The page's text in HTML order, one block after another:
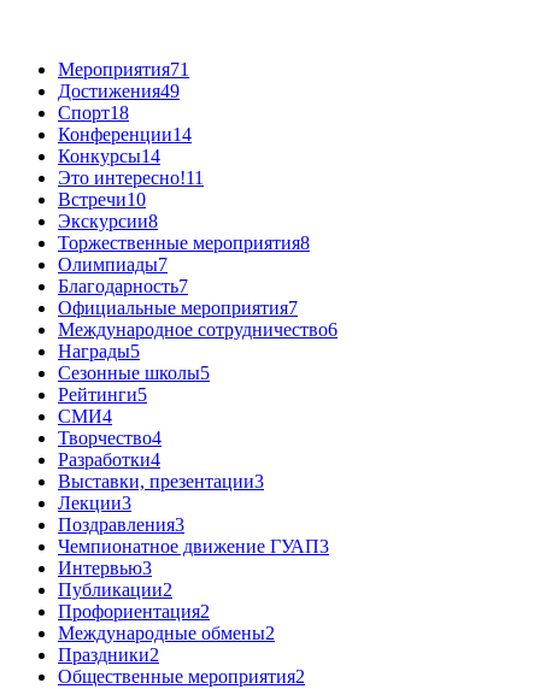
Мероприятия71
Достижения49
Спорт18
Конференции14
Конкурсы14
Это интересно!11
Встречи10
Экскурсии8
Торжественные мероприятия8
Олимпиады7
Благодарность7
Официальные мероприятия7
Международное сотрудничество6
Награды5
Сезонные школы5
Рейтинги5
СМИ4
Творчество4
Разработки4
Выставки, презентации3
Лекции3
Поздравления3
Чемпионатное движение ГУАП3
Интервью3
Публикации2
Профориентация2
Международные обмены2
Праздники2
Общественные мероприятия2